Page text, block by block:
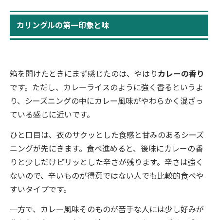
カリングルの第一印象と味
箱を開けたときにまず感じたのは、やはりカレーの香り
です。ただし、カレーライスのように強く香るというよ
り、シーズニングの中にカレー風味がやわらかく混ざっ
ている感じに近いです。
ひと口目は、衣のサクッとした食感と甘みのあるシーズ
ニングが先にきます。食べ進めると、後味にカレーの香
りと少しだけピリッとした辛さが残ります。辛さは強く
ないので、辛いものが得意ではない人でも比較的食べや
すいタイプです。
一方で、カレー風味そのものが苦手な人には少し好みが